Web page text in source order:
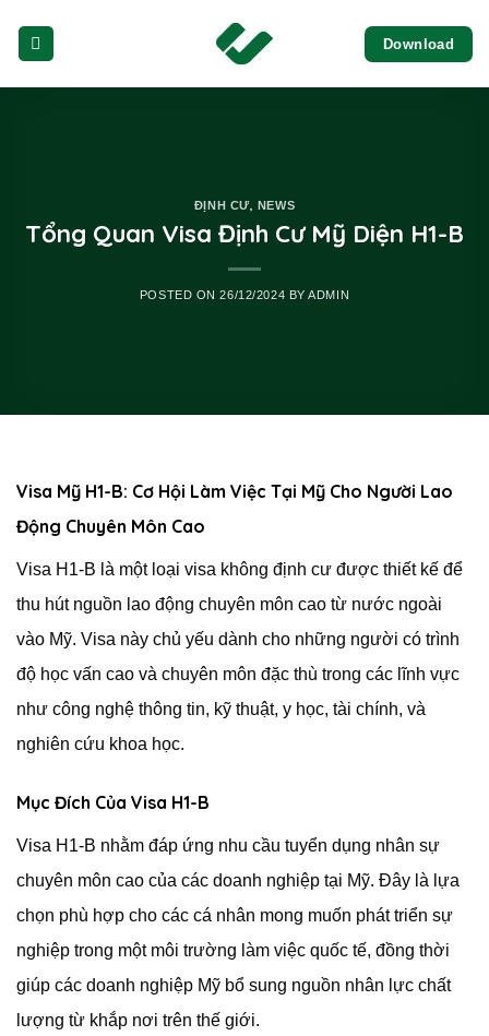
content
Download
ĐỊNH CƯ, NEWS
Tổng Quan Visa Định Cư Mỹ Diện H1-B
POSTED ON26/12/2024 BYADMIN
Visa Mỹ H1-B: Cơ Hội Làm Việc Tại Mỹ Cho Người Lao
Động Chuyên Môn Cao
Visa H1-B là một loại visa không định cư được thiết kế để
thu hút nguồn lao động chuyên môn cao từ nước ngoài
vào Mỹ. Visa này chủ yếu dành cho những người có trình
độ học vấn cao và chuyên môn đặc thù trong các lĩnh vực
như công nghệ thông tin, kỹ thuật, y học, tài chính, và
nghiên cứu khoa học.
Mục Đích Của Visa H1-B
Visa H1-B nhằm đáp ứng nhu cầu tuyển dụng nhân sự
chuyên môn cao của các doanh nghiệp tại Mỹ. Đây là lựa
chọn phù hợp cho các cá nhân mong muốn phát triển sự
nghiệp trong một môi trường làm việc quốc tế, đồng thời
giúp các doanh nghiệp Mỹ bổ sung nguồn nhân lực chất
lượng từ khắp nơi trên thế giới.